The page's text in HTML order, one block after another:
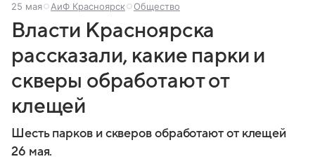
25 мая АиФ Красноярск Общество
Власти Красноярска
рассказали, какие парки и
скверы обработают от
клещей
Шесть парков и скверов обработают от клещей
26 мая.